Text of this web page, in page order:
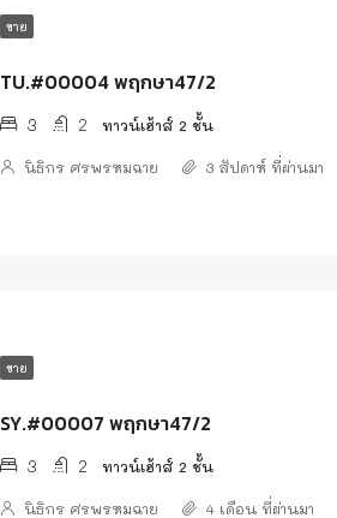
ขาย
TU.#00004 พฤกษา47/2
3 2 ทาวน์เฮ้าส์ 2 ชั้น
นิธิกร ศรพรหมฉาย 3 สัปดาห์ ที่ผ่านมา
ขาย
SY.#00007 พฤกษา47/2
3 2 ทาวน์เฮ้าส์ 2 ชั้น
นิธิกร ศรพรหมฉาย 4 เดือน ที่ผ่านมา